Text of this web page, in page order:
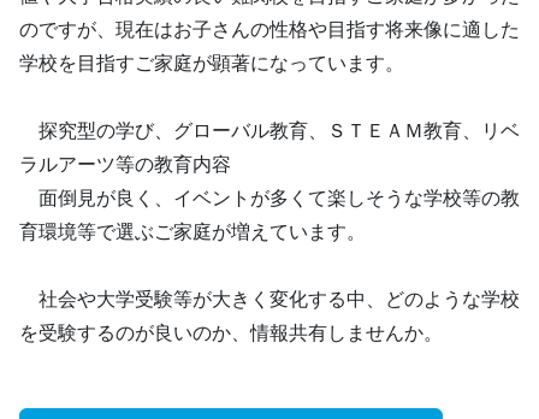
のですが、現在はお子さんの性格や目指す将来像に適した
学校を目指すご家庭が顕著になっています。
探究型の学び、グローバル教育、ＳＴＥＡＭ教育、リベ
ラルアーツ等の教育内容
面倒見が良く、イベントが多くて楽しそうな学校等の教
育環境等で選ぶご家庭が増えています。
社会や大学受験等が大きく変化する中、どのような学校
を受験するのが良いのか、情報共有しませんか。